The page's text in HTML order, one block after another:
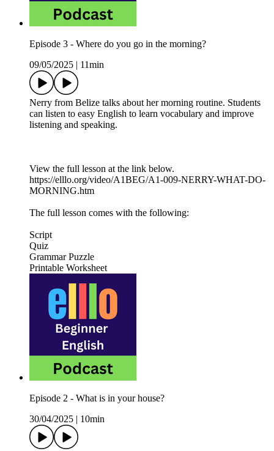
Episode 3 - Where do you go in the morning?
09/05/2025
11min
Nerry from Belize talks about her morning routine. Students
can listen to easy English to learn vocabulary and improve
listening and speaking.
View the full lesson at the link below.
https://elllo.org/video/A1BEG/A1-009-NERRY-WHAT-DO-
MORNING.htm
The full lesson comes with the following:
Script
Quiz
Grammar Puzzle
Printable Worksheet
Episode 2 - What is in your house?
30/04/2025
10min